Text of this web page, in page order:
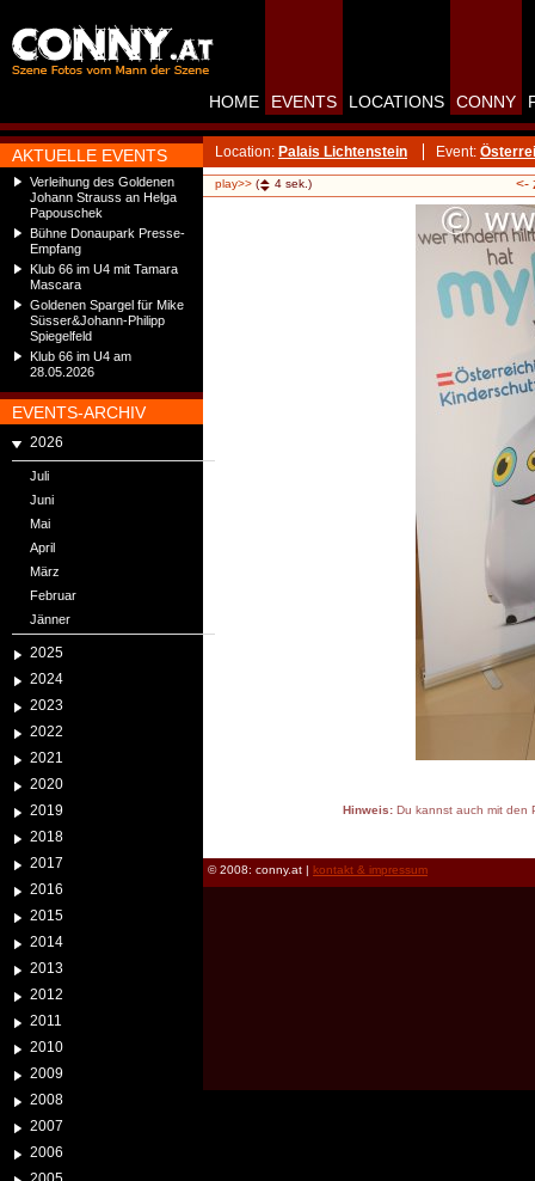
AKTUELLE EVENTS
Verleihung des Goldenen
Johann Strauss an Helga
Papouschek
Bühne Donaupark Presse-
Empfang
Klub 66 im U4 mit Tamara
Mascara
Goldenen Spargel für Mike
Süsser&Johann-Philipp
Spiegelfeld
Klub 66 im U4 am
28.05.2026
EVENTS-ARCHIV
2026
Juli
Juni
Mai
April
März
Februar
Jänner
2025
2024
2023
2022
2021
2020
2019
2018
2017
2016
2015
2014
2013
2012
2011
2010
2009
2008
2007
2006
HOME EVENTS LOCATIONS CONNY
Location: Palais Lichtenstein Event:
play>> ( 4 sek.) <-
Hinweis:Du kannst auch mit den
© 2008: conny.at | kontakt & impressum